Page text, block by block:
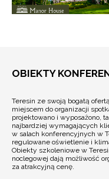
OBIEKTY
Teresin ze swoją bogatą
miejscem do organizacji
projektowano i wyposażono,
najbardziej wymagających
w salach konferencyjnych w
regulowane oświetlenie i
Obiekty szkoleniowe w
noclegowej dają możliwość
za atrakcyjną cenę.